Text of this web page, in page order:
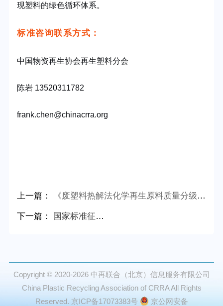
现塑料的绿色循环体系。
标准咨询联系方式：
中国物资再生协会再生塑料分会
陈岩 13520311782
frank.chen@chinacrra.org
上一篇： 《废塑料热解法化学再生原料质量分级与评价》标准公开征求意见
下一篇： 国家标准征求意见 | 《再生塑料产销管理体系要求》邀您建言献策
Copyright © 2020-2026 中再联合（北京）信息服务有限公司
China Plastic Recycling Association of CRRA All Rights
Reserved. 京ICP备17073383号 京公网安备